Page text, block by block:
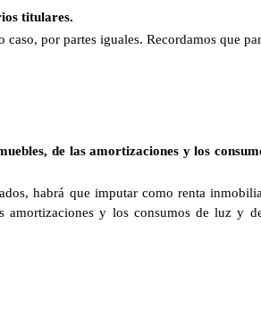
titulares.
por partes iguales. Recordamos que
de las amortizaciones y los
habrá que imputar como renta
y los consumos de luz y